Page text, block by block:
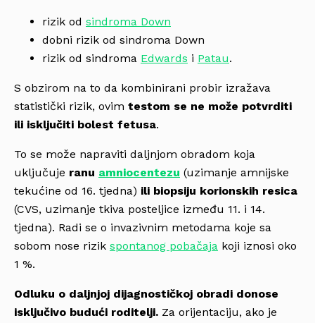
rizik od sindroma Down
dobni rizik od sindroma Down
rizik od sindroma Edwards i Patau.
S obzirom na to da kombinirani probir izražava
statistički rizik, ovim testom se ne može potvrditi
ili isključiti bolest fetusa.
To se može napraviti daljnjom obradom koja
uključuje ranu amniocentezu (uzimanje amnijske
tekućine od 16. tjedna) ili biopsiju korionskih resica
(CVS, uzimanje tkiva posteljice između 11. i 14.
tjedna). Radi se o invazivnim metodama koje sa
sobom nose rizik spontanog pobačaja koji iznosi oko
1 %.
Odluku o daljnjoj dijagnostičkoj obradi donose
isključivo budući roditelji. Za orijentaciju, ako je